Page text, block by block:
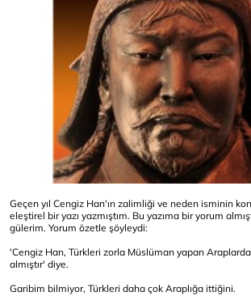
Geçen yıl Cengiz Han'ın zalimliği ve neden isminin
eleştirel bir yazı yazmıştım. Bu yazıma bir yorum
gülerim. Yorum özetle şöyleydi:
'Cengiz Han, Türkleri zorla Müslüman yapan
almıştır' diye.
Garibim bilmiyor, Türkleri daha çok Araplığa ittiğini.